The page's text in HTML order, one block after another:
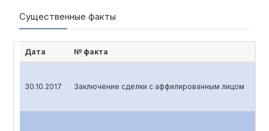
Существенные факты
Дата № факта
30.10.2017 Заключение сделки с аффилированным лицом